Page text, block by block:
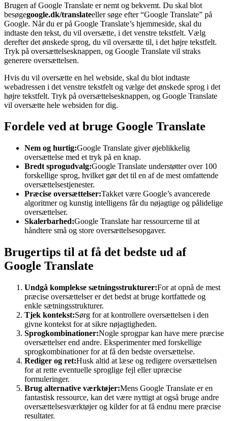
Brugen af Google Translate er nemt og bekvemt. Du skal blot
besøgegoogle.dk/translateeller søge efter “Google Translate” på
Google. Når du er på Google Translate’s hjemmeside, skal du
indtaste den tekst, du vil oversætte, i det venstre tekstfelt. Vælg
derefter det ønskede sprog, du vil oversætte til, i det højre tekstfelt.
Tryk på oversættelsesknappen, og Google Translate vil straks
generere oversættelsen.
Hvis du vil oversætte en hel webside, skal du blot indtaste
webadressen i det venstre tekstfelt og vælge det ønskede sprog i det
højre tekstfelt. Tryk på oversættelsesknappen, og Google Translate
vil oversætte hele websiden for dig.
Fordele ved at bruge Google Translate
Nem og hurtig:Google Translate giver øjeblikkelig
oversættelse med et tryk på en knap.
Bredt sprogudvalg:Google Translate understøtter over 100
forskellige sprog, hvilket gør det til en af de mest omfattende
oversættelsestjenester.
Præcise oversættelser:Takket være Google’s avancerede
algoritmer og kunstig intelligens får du nøjagtige og pålidelige
oversættelser.
Skalerbarhed:Google Translate har ressourcerne til at
håndtere små og store oversættelsesopgaver.
Brugertips til at få det bedste ud af
Google Translate
Undgå komplekse sætningsstrukturer:For at opnå de mest
præcise oversættelser er det bedst at bruge kortfattede og
enkle sætningsstrukturer.
Tjek kontekst:Sørg for at kontrollere oversættelsen i den
givne kontekst for at sikre nøjagtigheden.
Sprogkombinationer:Nogle sprogpar kan have mere præcise
oversættelser end andre. Eksperimenter med forskellige
sprogkombinationer for at få den bedste oversættelse.
Rediger og ret:Husk altid at læse og redigere oversættelsen
for at rette eventuelle sproglige fejl eller upræcise
formuleringer.
Brug alternative værktøjer:Mens Google Translate er en
fantastisk ressource, kan det være nyttigt at også bruge andre
oversættelsesværktøjer og kilder for at få endnu mere præcise
resultater.